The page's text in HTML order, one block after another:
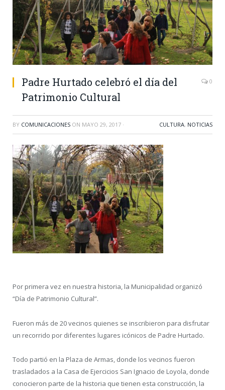
Padre Hurtado celebró el día del
Patrimonio Cultural
0
BY COMUNICACIONES ON MAYO 29, 2017 · CULTURA, NOTICIAS
Por primera vez en nuestra historia, la Municipalidad organizó
“Día de Patrimonio Cultural”.
Fueron más de 20 vecinos quienes se inscribieron para disfrutar
un recorrido por diferentes lugares icónicos de Padre Hurtado.
Todo partió en la Plaza de Armas, donde los vecinos fueron
trasladados a la Casa de Ejercicios San Ignacio de Loyola, donde
conocieron parte de la historia que tienen esta construcción, la